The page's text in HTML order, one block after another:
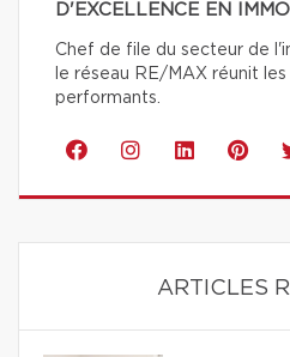
D'EXCELLENCE EN
Chef de file du secteur de
le réseau RE/MAX réunit
performants.
ARTICLES